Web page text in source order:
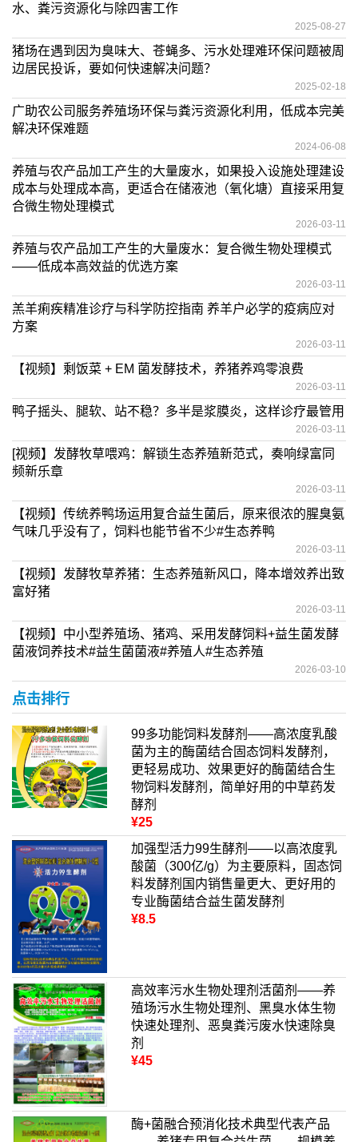
水、粪污资源化与除四害工作
2025-08-27
猪场在遇到因为臭味大、苍蝇多、污水处理难环保问题被周
边居民投诉，要如何快速解决问题？
2025-02-18
广助农公司服务养殖场环保与粪污资源化利用，低成本完美
解决环保难题
2024-06-08
养殖与农产品加工产生的大量废水，如果投入设施处理建设
成本与处理成本高，更适合在储液池（氧化塘）直接采用复
合微生物处理模式
2026-03-11
养殖与农产品加工产生的大量废水：复合微生物处理模式
——低成本高效益的优选方案
2026-03-11
羔羊痢疾精准诊疗与科学防控指南 养羊户必学的疫病应对
方案
2026-03-11
【视频】剩饭菜 + EM 菌发酵技术，养猪养鸡零浪费
2026-03-11
鸭子摇头、腿软、站不稳？多半是浆膜炎，这样诊疗最管用
2026-03-11
[视频】发酵牧草喂鸡：解锁生态养殖新范式，奏响绿富同
频新乐章
2026-03-11
【视频】传统养鸭场运用复合益生菌后，原来很浓的腥臭氨
气味几乎没有了，饲料也能节省不少#生态养鸭
2026-03-11
【视频】发酵牧草养猪：生态养殖新风口，降本增效养出致
富好猪
2026-03-11
【视频】中小型养殖场、猪鸡、采用发酵饲料+益生菌发酵
菌液饲养技术#益生菌菌液#养殖人#生态养殖
2026-03-10
点击排行
99多功能饲料发酵剂——高浓度乳酸
菌为主的酶菌结合固态饲料发酵剂，
更轻易成功、效果更好的酶菌结合生
物饲料发酵剂，简单好用的中草药发
酵剂
¥25
加强型活力99生酵剂——以高浓度乳
酸菌（300亿/g）为主要原料，固态饲
料发酵剂国内销售量更大、更好用的
专业酶菌结合益生菌发酵剂
¥8.5
高效率污水生物处理剂活菌剂——养
殖场污水生物处理剂、黑臭水体生物
快速处理剂、恶臭粪污废水快速除臭
剂
¥45
酶+菌融合预消化技术典型代表产品